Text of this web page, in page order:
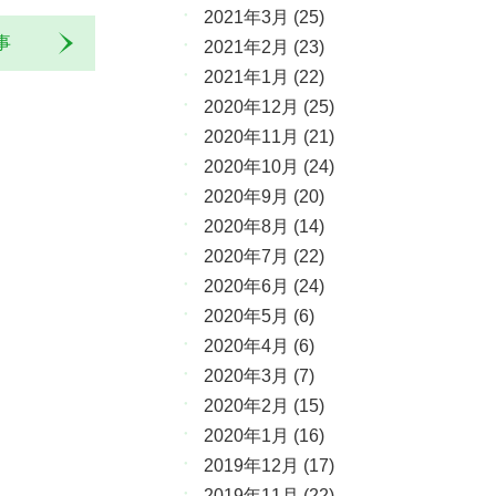
2021年3月 (25)
2021年2月 (23)
2021年1月 (22)
2020年12月 (25)
2020年11月 (21)
2020年10月 (24)
2020年9月 (20)
2020年8月 (14)
2020年7月 (22)
2020年6月 (24)
2020年5月 (6)
2020年4月 (6)
2020年3月 (7)
2020年2月 (15)
2020年1月 (16)
2019年12月 (17)